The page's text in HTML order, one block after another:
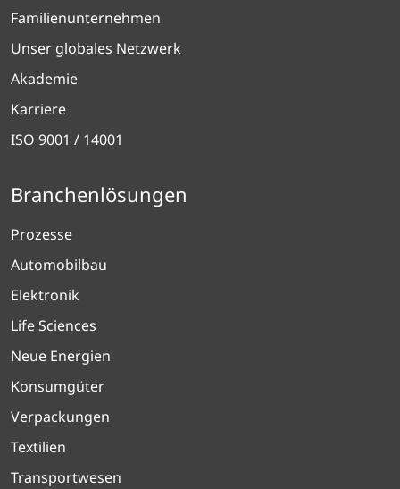
Familienunternehmen
Unser globales Netzwerk
Akademie
Karriere
ISO 9001 / 14001
Branchenlösungen
Prozesse
Automobilbau
Elektronik
Life Sciences
Neue Energien
Konsumgüter
Verpackungen
Textilien
Transportwesen